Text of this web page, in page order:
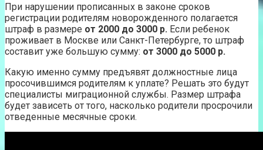
При нарушении прописанных в законе сроков
регистрации родителям новорожденного полагается
штраф в размере от 2000 до 3000 р. Если ребенок
проживает в Москве или Санкт-Петербурге, то штраф
составит уже большую сумму: от 3000 до 5000 р.
Какую именно сумму предъявят должностные лица
просочившимся родителям к уплате? Решать это будут
специалисты миграционной службы. Размер штрафа
будет зависеть от того, насколько родители просрочили
отведенные месячные сроки.